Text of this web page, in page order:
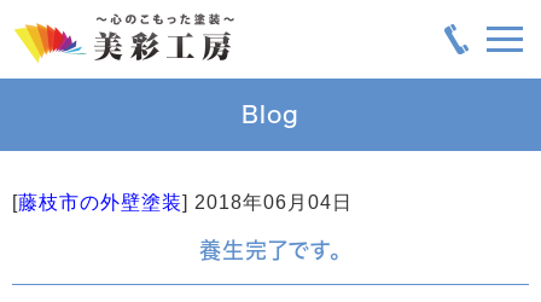
Blog
[藤枝市の外壁塗装] 2018年06月04日
養生完了です。